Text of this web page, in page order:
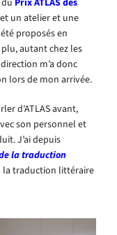
un atelier et une
proposés en
autant chez les
m’a donc
lors de mon arrivée.
d’ATLAS avant,
son personnel et
J’ai depuis
la traduction
la traduction littéraire